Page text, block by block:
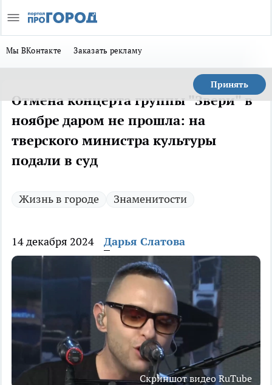
Мы ВКонтакте Заказать рекламу
Принять
Отмена концерта группы "Звери" в
ноябре даром не прошла: на
тверского министра культуры
подали в суд
Жизнь в городе Знаменитости
14 декабря 2024 Дарья Слатова
Скриншот видео RuTube